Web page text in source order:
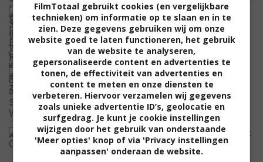
Dit is de 34-jarige vrouw van Robert
Pattinson: de Britse actrice Suki
Waterhouse
CELEBRITY
10 jaar geleden durfde Hollywood zijn
controversiële film niet aan, dus
vluchtte Paul Verhoeven naar Frankrijk
FEATURED
Inspiratiebron haalt opnieuw keihard uit
naar Nolans 'The Odyssey':
"Emotioneel leeg"
FilmTotaal gebruikt cookies (en vergelijkbare
technieken) om informatie op te slaan en in te
zien. Deze gegevens gebruiken wij om onze
website goed te laten functioneren, het gebruik
van de website te analyseren,
gepersonaliseerde content en advertenties te
tonen, de effectiviteit van advertenties en
content te meten en onze diensten te
verbeteren. Hiervoor verzamelen wij gegevens
zoals unieke advertentie ID’s, geolocatie en
surfgedrag. Je kunt je cookie instellingen
wijzigen door het gebruik van onderstaande
'Meer opties' knop of via 'Privacy instellingen
aanpassen' onderaan de website.